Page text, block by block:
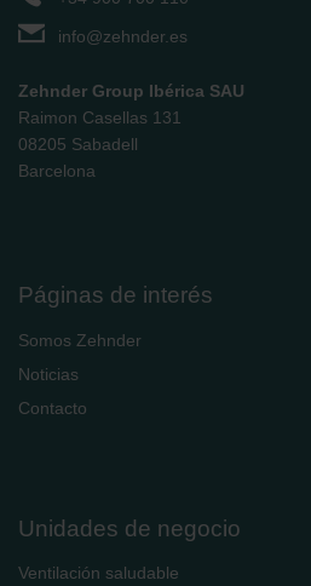
info@zehnder.es
Zehnder Group Ibérica SAU
Raimon Casellas 131
08205 Sabadell
Barcelona
Páginas de interés
Somos Zehnder
Noticias
Contacto
Unidades de negocio
Ventilación saludable